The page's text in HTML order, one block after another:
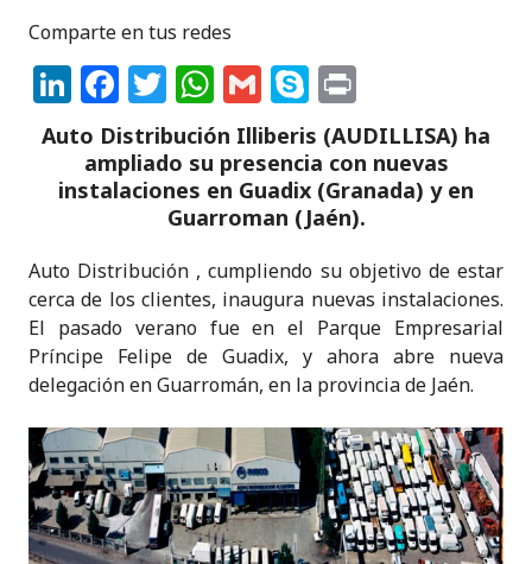
Comparte en tus redes
Li
n
k
e
n
F
a
c
e
o
o
k
T
w
it
te
r
W
h
a
ts
A
p
p
G
m
ai
l
S
k
y
p
e
ri
n
t
Auto Distribución Illiberis (AUDILLISA) ha
ampliado su presencia con nuevas
instalaciones en Guadix (Granada) y en
Guarroman (Jaén).
Auto Distribución , cumpliendo su objetivo de estar
cerca de los clientes, inaugura nuevas instalaciones.
El pasado verano fue en el Parque Empresarial
Príncipe Felipe de Guadix, y ahora abre nueva
delegación en Guarromán, en la provincia de Jaén.